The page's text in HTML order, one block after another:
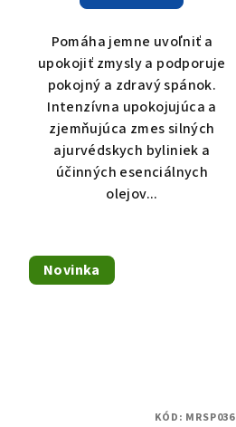
Pomáha jemne uvoľniť a
upokojiť zmysly a podporuje
pokojný a zdravý spánok.
Intenzívna upokojujúca a
zjemňujúca zmes silných
ajurvédskych byliniek a
účinných esenciálnych
olejov...
Novinka
KÓD: MRSP036